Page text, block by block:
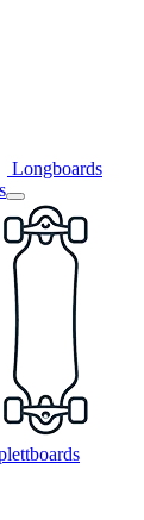
Longboards